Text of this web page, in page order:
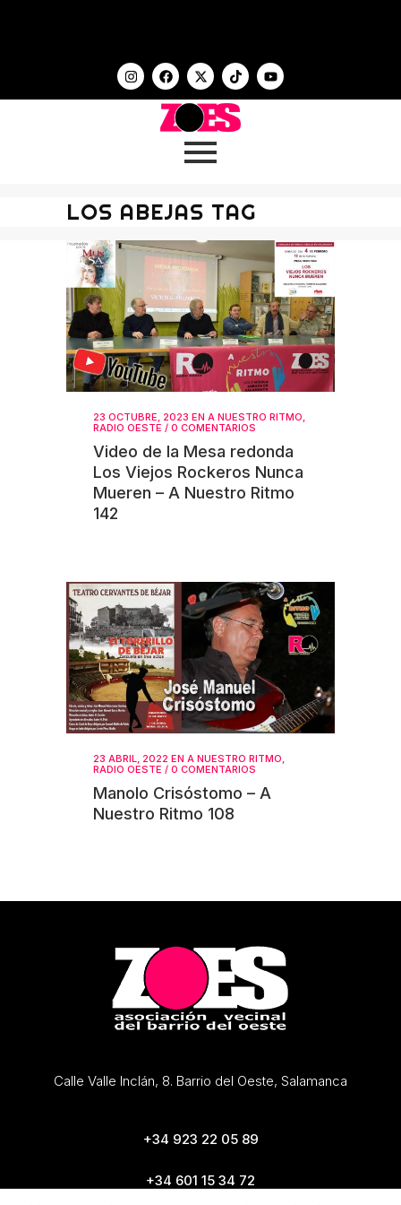
LOS ABEJAS TAG
23 OCTUBRE, 2023 EN A NUESTRO RITMO
RADIO OESTE / 0 COMENTARIOS
Video de la Mesa redonda
Los Viejos Rockeros Nunca
Mueren – A Nuestro Ritmo
142
23 ABRIL, 2022 EN A NUESTRO RITMO
RADIO OESTE / 0 COMENTARIOS
Manolo Crisóstomo – A
Nuestro Ritmo 108
Calle Valle Inclán, 8. Barrio del Oeste, Salamanca
+34 923 22 05 89
+34 601 15 34 72